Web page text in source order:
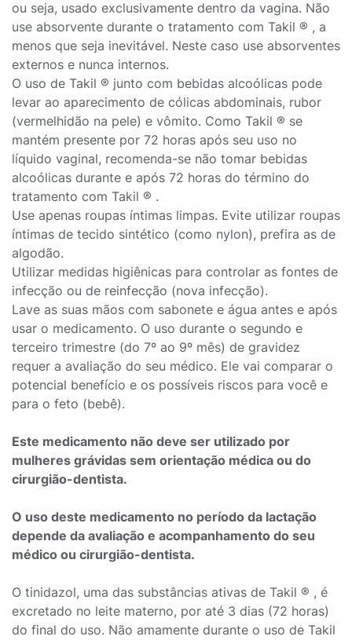
ou seja, usado exclusivamente dentro da vagina. Não
use absorvente durante o tratamento com Takil ® , a
menos que seja inevitável. Neste caso use absorventes
externos e nunca internos.
O uso de Takil ® junto com bebidas alcoólicas pode
levar ao aparecimento de cólicas abdominais, rubor
(vermelhidão na pele) e vômito. Como Takil ® se
mantém presente por 72 horas após seu uso no
líquido vaginal, recomenda-se não tomar bebidas
alcoólicas durante e após 72 horas do término do
tratamento com Takil ® .
Use apenas roupas íntimas limpas. Evite utilizar roupas
íntimas de tecido sintético (como nylon), prefira as de
algodão.
Utilizar medidas higiênicas para controlar as fontes de
infecção ou de reinfecção (nova infecção).
Lave as suas mãos com sabonete e água antes e após
usar o medicamento. O uso durante o segundo e
terceiro trimestre (do 7º ao 9º mês) de gravidez
requer a avaliação do seu médico. Ele vai comparar o
potencial benefício e os possíveis riscos para você e
para o feto (bebê).
Este medicamento não deve ser utilizado por
mulheres grávidas sem orientação médica ou do
cirurgião-dentista.
O uso deste medicamento no período da lactação
depende da avaliação e acompanhamento do seu
médico ou cirurgião-dentista.
O tinidazol, uma das substâncias ativas de Takil ® , é
excretado no leite materno, por até 3 dias (72 horas)
do final do uso. Não amamente durante o uso de Takil